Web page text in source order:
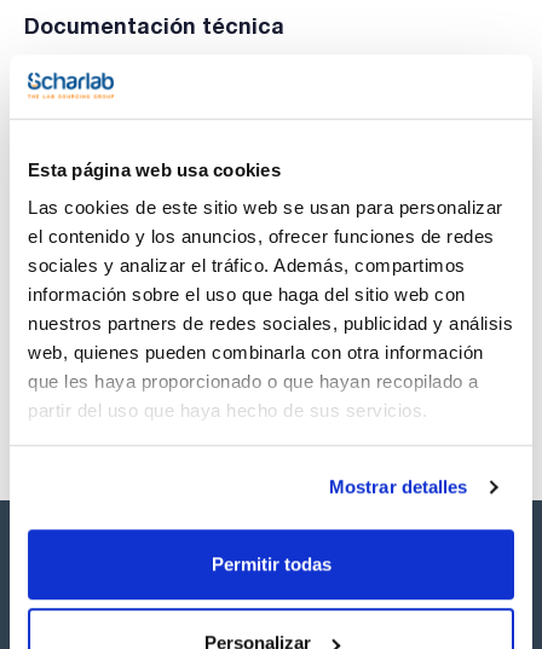
Esta página web usa cookies
Las cookies de este sitio web se usan para personalizar
el contenido y los anuncios, ofrecer funciones de redes
sociales y analizar el tráfico. Además, compartimos
información sobre el uso que haga del sitio web con
nuestros partners de redes sociales, publicidad y análisis
web, quienes pueden combinarla con otra información
que les haya proporcionado o que hayan recopilado a
partir del uso que haya hecho de sus servicios.
Mostrar detalles
Permitir todas
Personalizar
Documentación técnica
TDS / Ficha técnica
Regístrate para
Regístrate para
descargas
productos marca Scharlau habitualmente en stock,
listos para una entrega inmediata.